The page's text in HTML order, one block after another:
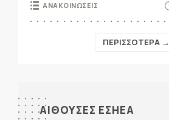
ΑΝΑΚΟΙΝΩΣΕΙΣ
ΠΕΡΙΣΣΟΤΕΡΑ →
ΑΙΘΟΥΣΕΣ ΕΣΗΕΑ